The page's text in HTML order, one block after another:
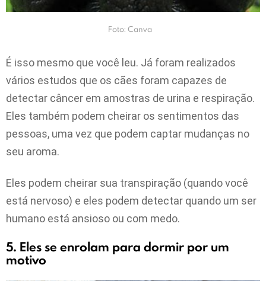
Foto: Canva
É isso mesmo que você leu. Já foram realizados
vários estudos que os cães foram capazes de
detectar câncer em amostras de urina e respiração.
Eles também podem cheirar os sentimentos das
pessoas, uma vez que podem captar mudanças no
seu aroma.
Eles podem cheirar sua transpiração (quando você
está nervoso) e eles podem detectar quando um ser
humano está ansioso ou com medo.
5. Eles se enrolam para dormir por um
motivo